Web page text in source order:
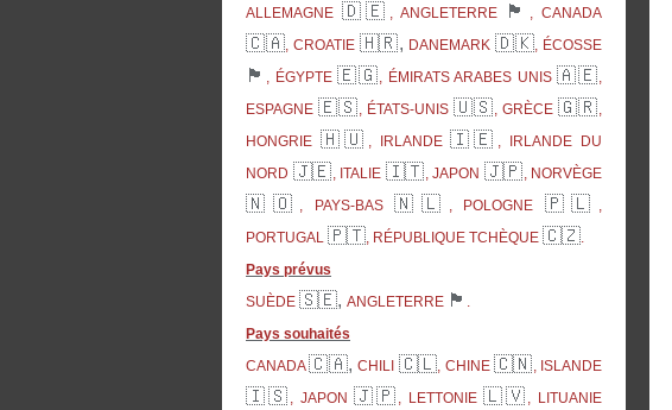
ALLEMAGNE 🇩🇪 , ANGLETERRE 🏴󠁧󠁢󠁥󠁮󠁧󠁿 , CANADA
🇨🇦, CROATIE 🇭🇷, DANEMARK🇩🇰, ÉCOSSE
🏴󠁧󠁢󠁳󠁣󠁴󠁿 , ÉGYPTE🇪🇬, ÉMIRATS ARABES UNIS🇦🇪,
ESPAGNE 🇪🇸, ÉTATS-UNIS 🇺🇸, GRÈCE 🇬🇷,
HONGRIE 🇭🇺 , IRLANDE🇮🇪 , IRLANDE DU
NORD 🇯🇪, ITALIE 🇮🇹, JAPON 🇯🇵, NORVÈGE
🇳🇴 , PAYS-BAS🇳🇱 , POLOGNE 🇵🇱 ,
PORTUGAL 🇵🇹, RÉPUBLIQUE TCHÈQUE 🇨🇿.
Pays prévus
SUÈDE 🇸🇪, ANGLETERRE 🏴󠁧󠁢󠁥󠁮󠁧󠁿 .
Pays souhaités
CANADA🇨🇦,CHILI 🇨🇱, CHINE🇨🇳, ISLANDE
🇮🇸 , JAPON🇯🇵 , LETTONIE🇱🇻 , LITUANIE